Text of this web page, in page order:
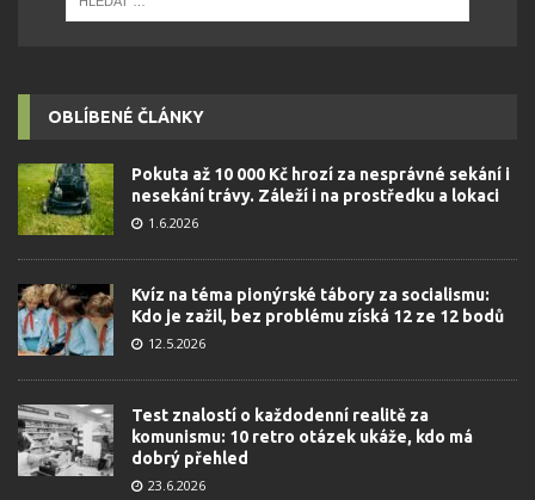
OBLÍBENÉ ČLÁNKY
Pokuta až 10 000 Kč hrozí za nesprávné sekání i
nesekání trávy. Záleží i na prostředku a lokaci
1.6.2026
Kvíz na téma pionýrské tábory za socialismu:
Kdo je zažil, bez problému získá 12 ze 12 bodů
12.5.2026
Test znalostí o každodenní realitě za
komunismu: 10 retro otázek ukáže, kdo má
dobrý přehled
23.6.2026